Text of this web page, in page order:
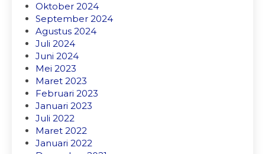
Oktober 2024
September 2024
Agustus 2024
Juli 2024
Juni 2024
Mei 2023
Maret 2023
Februari 2023
Januari 2023
Juli 2022
Maret 2022
Januari 2022